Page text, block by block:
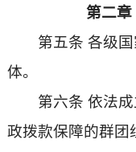
第二章
第五条 各级国
体。
第六条 依法成
政拨款保障的群团